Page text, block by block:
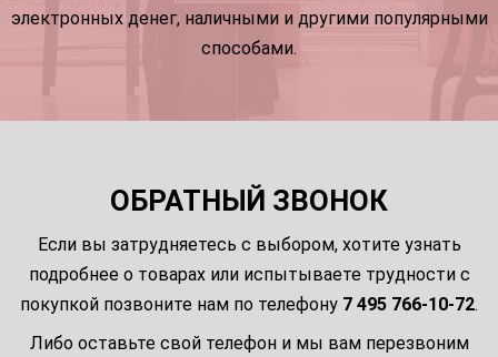
электронных денег, наличными и другими популярными
способами.
ОБРАТНЫЙ ЗВОНОК
Если вы затрудняетесь с выбором, хотите узнать
подробнее о товарах или испытываете трудности с
покупкой позвоните нам по телефону 7 495 766-10-72.
Либо оставьте свой телефон и мы вам перезвоним